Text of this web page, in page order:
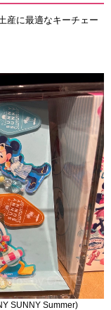
産に最適なキーチェー
SUNNY Summer)